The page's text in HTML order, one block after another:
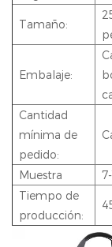
Tamaño:
Embalaje:
Cantidad
mínima de
pedido:
Muestra
Tiempo de
producción: